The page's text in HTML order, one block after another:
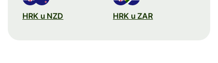
HRK u NZD HRK u ZAR